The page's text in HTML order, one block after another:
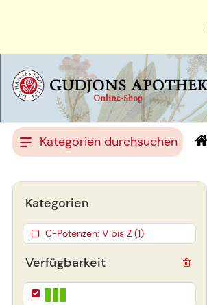
Kategorien durchsuchen
Verfügbarkeit
Kategorien
C-Potenzen: V bis Z (1)